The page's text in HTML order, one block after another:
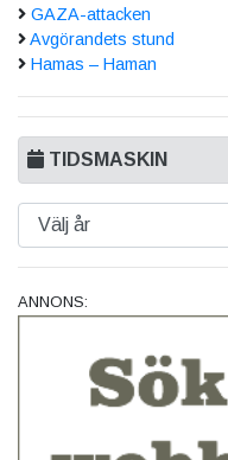
GAZA-attacken
Avgörandets stund
Hamas – Haman
TIDSMASKIN
ANNONS: